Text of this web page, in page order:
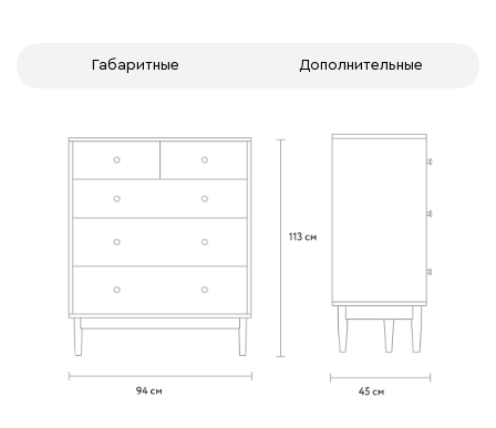
Габаритные Дополнительные